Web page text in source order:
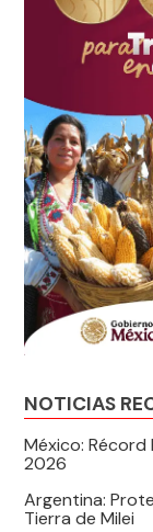
NOTICIAS
México:
2026
Argentina:
Tierra de Milei